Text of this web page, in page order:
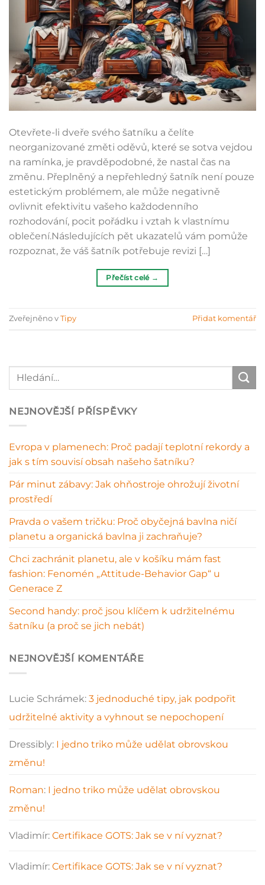
Otevřete-li dveře svého šatníku a čelíte
neorganizované změti oděvů, které se sotva vejdou
na ramínka, je pravděpodobné, že nastal čas na
změnu. Přeplněný a nepřehledný šatník není pouze
estetickým problémem, ale může negativně
ovlivnit efektivitu vašeho každodenního
rozhodování, pocit pořádku i vztah k vlastnímu
oblečení.Následujících pět ukazatelů vám pomůže
rozpoznat, že váš šatník potřebuje revizi […]
Přečíst celé →
Zveřejněno v Tipy Přidat komentář
NEJNOVĚJŠÍ PŘÍSPĚVKY
Evropa v plamenech: Proč padají teplotní rekordy a
jak s tím souvisí obsah našeho šatníku?
Pár minut zábavy: Jak ohňostroje ohrožují životní
prostředí
Pravda o vašem tričku: Proč obyčejná bavlna ničí
planetu a organická bavlna ji zachraňuje?
Chci zachránit planetu, ale v košíku mám fast
fashion: Fenomén „Attitude-Behavior Gap“ u
Generace Z
Second handy: proč jsou klíčem k udržitelnému
šatníku (a proč se jich nebát)
NEJNOVĚJŠÍ KOMENTÁŘE
Lucie Schrámek: 3 jednoduché tipy, jak podpořit
udržitelné aktivity a vyhnout se nepochopení
Dressibly: I jedno triko může udělat obrovskou
změnu!
Roman: I jedno triko může udělat obrovskou
změnu!
Vladimír: Certifikace GOTS: Jak se v ní vyznat?
Vladimír: Certifikace GOTS: Jak se v ní vyznat?